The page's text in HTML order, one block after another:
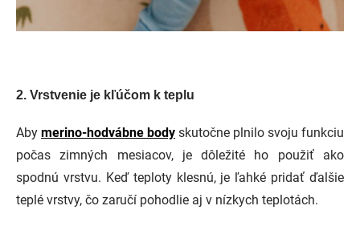
2. Vrstvenie je kľúčom k teplu
Aby merino-hodvábne body skutočne plnilo svoju funkciu
počas zimných mesiacov, je dôležité ho použiť ako
spodnú vrstvu. Keď teploty klesnú, je ľahké pridať ďalšie
teplé vrstvy, čo zaručí pohodlie aj v nízkych teplotách.